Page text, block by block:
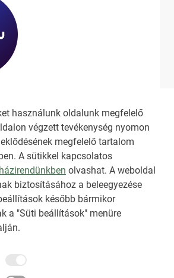
használunk oldalunk megfelelő
végzett tevékenység nyomon
megfelelő tartalom
A sütikkel kapcsolatos
olvashat. A weboldal
biztosításához a beleegyezése
később bármikor
a "Süti beállítások" menüre
meg ahirado.hu
MEDIAKLIKK.HU
NEMZETISPORT.HU